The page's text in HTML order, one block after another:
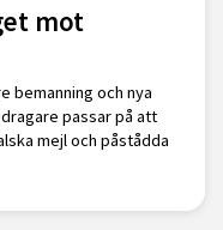
mot
bemanning och nya
passar på att
mejl och påstådda